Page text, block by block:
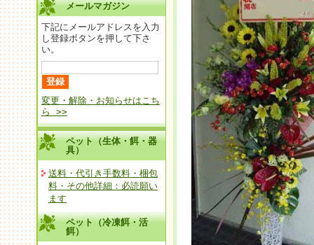
メールマガジン
下記にメールアドレスを入力
し登録ボタンを押して下さ
い。
変更・解除・お知らせはこち
ら >>
ペット（生体・餌・器
具）
送料・代引き手数料・梱包
料・その他詳細：必読願い
ます
ペット（冷凍餌・活
餌）